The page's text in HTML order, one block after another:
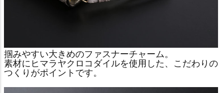
掴みやすい大きめのファスナーチャーム。
素材にヒマラヤクロコダイルを使用した、こだわりの
つくりがポイントです。